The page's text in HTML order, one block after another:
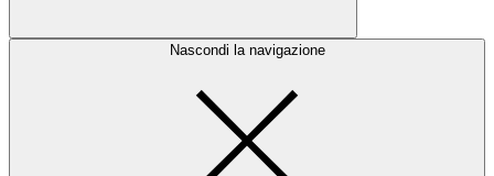
Nascondi la navigazione